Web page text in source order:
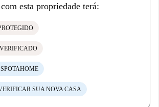
esta propriedade terá:
SUA NOVA CASA